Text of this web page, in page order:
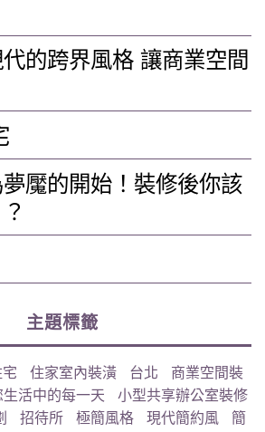
的跨界風格 讓商業空間
魘的開始！裝修後你該
主題標籤
住家室內裝潢 台北
商業空間裝
活中的每一天
小型共享辦公室裝修
招待所 極簡風格 現代簡約風
簡